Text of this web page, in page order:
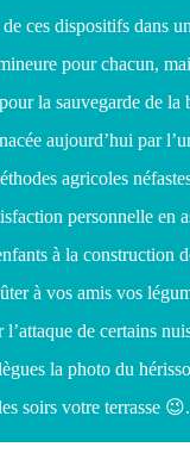
ces dispositifs dans
pour chacun,
la sauvegarde de la
aujourd’hui par
agricoles
personnelle en
à la construction
à vos amis vos
l’attaque de certains
la photo du
soirs votre terrasse 😉.